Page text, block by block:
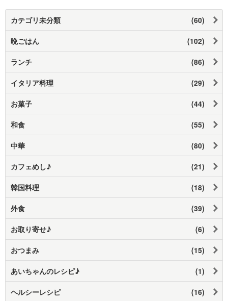
カテゴリ未分類 (60)
晩ごはん (102)
ランチ (86)
イタリア料理 (29)
お菓子 (44)
和食 (55)
中華 (80)
カフェめし♪ (21)
韓国料理 (18)
外食 (39)
お取り寄せ♪ (6)
おつまみ (15)
あいちゃんのレシピ♪ (1)
ヘルシーレシピ (16)